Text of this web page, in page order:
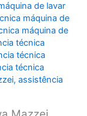
de lavar
máquina de
máquina de
técnica
técnica
técnica
,assistência